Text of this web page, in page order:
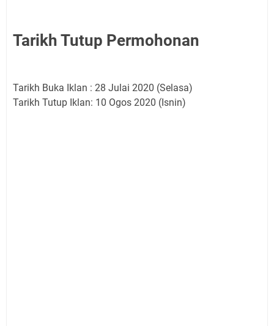
Tarikh Tutup Permohonan
Tarikh Buka Iklan : 28 Julai 2020 (Selasa)
Tarikh Tutup Iklan: 10 Ogos 2020 (Isnin)